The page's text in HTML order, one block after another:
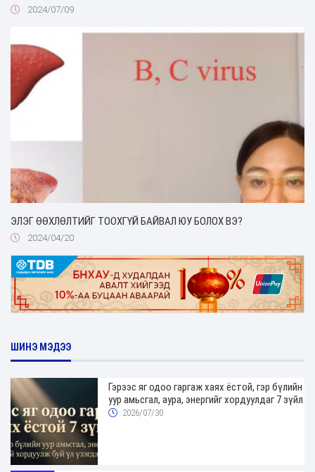
2024/07/09
ЭЛЭГ ӨӨХЛӨЛТИЙГ ТООХГҮЙ БАЙВАЛ ЮУ БОЛОХ ВЭ?
2024/04/20
ШИНЭ МЭДЭЭ
Гэрээс яг одоо гаргаж хаях ёстой, гэр бүлийн
уур амьсгал, аура, энергийг хордуулдаг 7 зүйл
2026/07/30